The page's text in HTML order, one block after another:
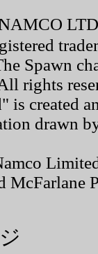
Spawn
rights
is created
drawn
McFarlane